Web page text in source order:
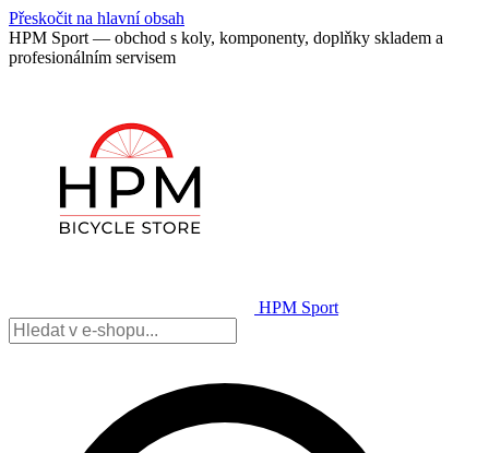
Přeskočit na hlavní obsah
HPM Sport — obchod s koly, komponenty, doplňky skladem a
profesionálním servisem
HPM Sport